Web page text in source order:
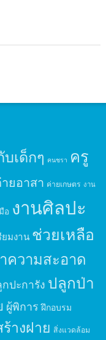
เด็กๆ คนชรา ครู
ยอาสา ค่ายเกษตร งาน
อ งานศิลปะ
ยมงาน ช่วยเหลือ
ความสะอาด
ปะการัง ปลูกป่า
ผู้พิการ ฝึกอบรม
ร้างฝาย สิ่งแวดล้อม